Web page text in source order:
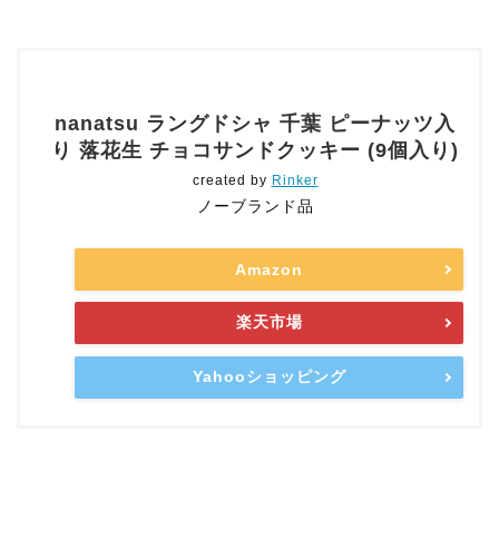
nanatsu ラングドシャ 千葉 ピーナッツ入
り 落花生 チョコサンドクッキー (9個入り)
created by Rinker
ノーブランド品
Amazon
楽天市場
Yahooショッピング